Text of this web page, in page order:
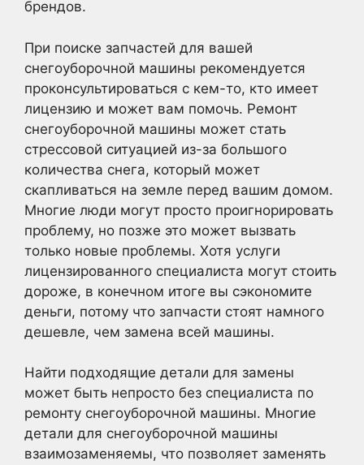
брендов.
При поиске запчастей для вашей
снегоуборочной машины рекомендуется
проконсультироваться с кем-то, кто имеет
лицензию и может вам помочь. Ремонт
снегоуборочной машины может стать
стрессовой ситуацией из-за большого
количества снега, который может
скапливаться на земле перед вашим домом.
Многие люди могут просто проигнорировать
проблему, но позже это может вызвать
только новые проблемы. Хотя услуги
лицензированного специалиста могут стоить
дороже, в конечном итоге вы сэкономите
деньги, потому что запчасти стоят намного
дешевле, чем замена всей машины.
Найти подходящие детали для замены
может быть непросто без специалиста по
ремонту снегоуборочной машины. Многие
детали для снегоуборочной машины
взаимозаменяемы, что позволяет заменять